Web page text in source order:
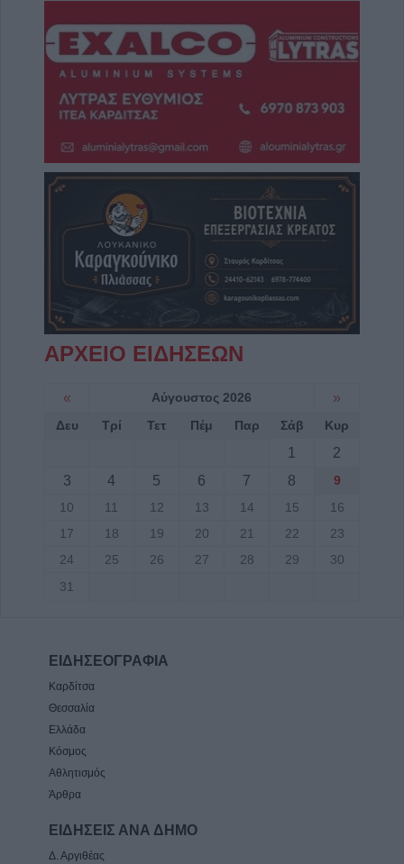
ΑΡΧΕΙΟ ΕΙΔΗΣΕΩΝ
« Αύγουστος 2026 »
Δευ Τρί Τετ Πέμ Παρ Σάβ Κυρ
1
2
3
4 5 6 7 8
9
10
11 12 13 14 15
16
17
18 19 20 21 22
23
24
25 26 27 28 29
30
31
ΕΙΔΗΣΕΟΓΡΑΦΙΑ
Καρδίτσα
Θεσσαλία
Ελλάδα
Κόσμος
Αθλητισμός
Άρθρα
ΕΙΔΗΣΕΙΣ ΑΝΑ ΔΗΜΟ
Δ. Αργιθέας